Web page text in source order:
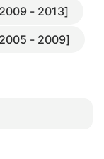
- 2013]
- 2009]